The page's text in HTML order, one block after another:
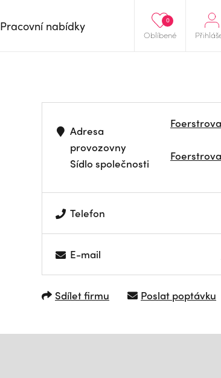
Oblíbené
0
Pracovní nabídky
Adresa
provozovny
Sídlo společnosti
Telefon
E-mail
Sdílet firmu Poslat poptávku